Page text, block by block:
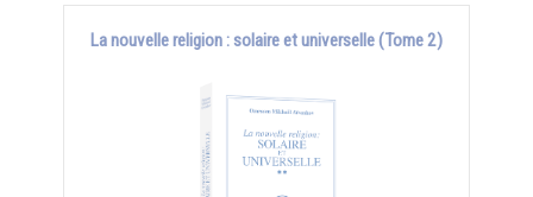
La nouvelle religion : solaire et universelle (Tome 2)